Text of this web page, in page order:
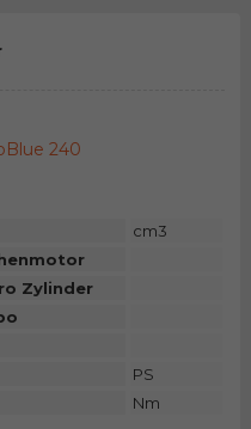
240
cm3
Zylinder
PS
Nm